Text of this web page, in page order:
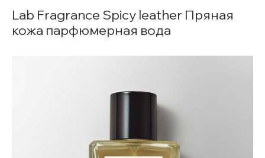
Lab Fragrance Spicy leather Пряная
кожа парфюмерная вода